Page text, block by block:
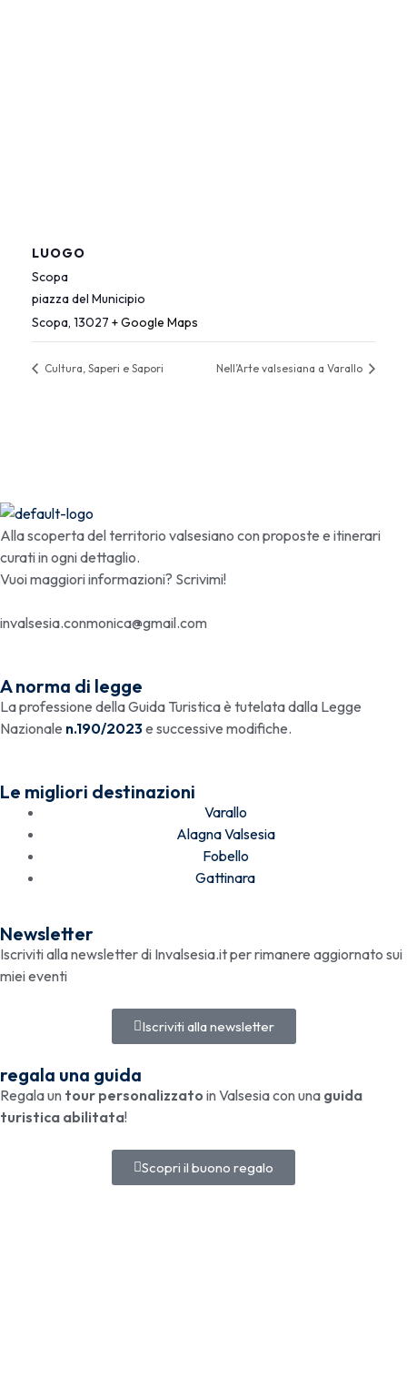
LUOGO
Scopa
piazza del Municipio
Scopa, 13027 + Google Maps
Cultura, Saperi e Sapori Nell’Arte valsesiana a Varallo
Alla scoperta del territorio valsesiano con proposte e itinerari
curati in ogni dettaglio.
Vuoi maggiori informazioni? Scrivimi!
invalsesia.conmonica@gmail.com
A norma di legge
La professione della Guida Turistica è tutelata dalla Legge
Nazionale n.190/2023e successive modifiche.
Le migliori destinazioni
Varallo
Alagna Valsesia
Fobello
Gattinara
Newsletter
Iscriviti alla newsletter di Invalsesia.it per rimanere aggiornato sui
miei eventi
Iscriviti alla newsletter
regala una guida
Regala un tour personalizzato in Valsesia con una guida
turistica abilitata!
Scopri il buono regalo